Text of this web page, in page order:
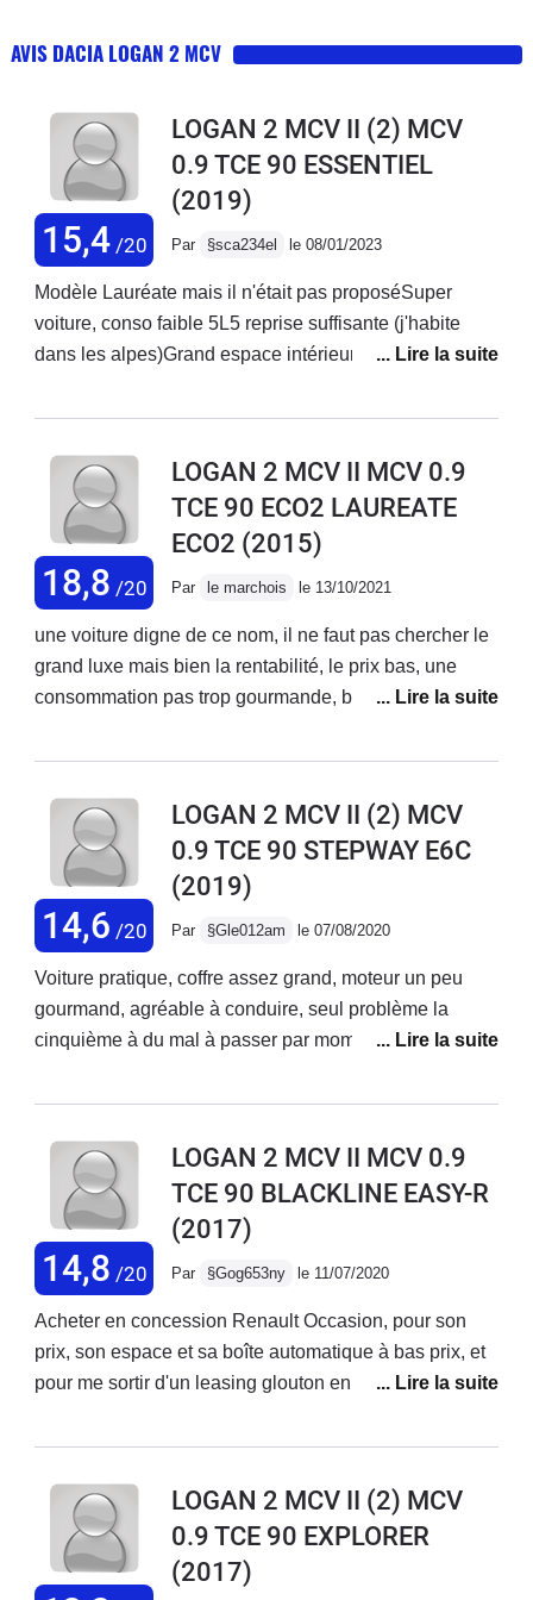
AVIS DACIA LOGAN 2 MCV
15,4/20
LOGAN 2 MCV II (2) MCV
0.9 TCE 90 ESSENTIEL
(2019)
Par §sca234el le 08/01/2023
Modèle Lauréate mais il n'était pas proposéSuper
voiture, conso faible 5L5 reprise suffisante (j'habite
dans les alpes)Grand espace intérieur, même avec 3
direction précise, même sur la neige elle s'en sort
accoudoir. Design sympa. Plastiques et finitions
intérieurs simples et rudes mais solides Ventilation
bruyante Achetée neuve il y a quatre ans parcouru +
de 80 000km jamais aucun problème même les
plaquettes sont d'origines
18,8 /20
LOGAN 2 MCV II MCV 0.9
TCE 90 ECO2 LAUREATE
ECO2 (2015)
Par le marchois le 13/10/2021
une voiture digne de ce nom, il ne faut pas chercher le
grand luxe mais bien la rentabilité, le prix bas, une
consommation pas trop gourmande, bref une voiture
euros pour l'entretien 60000 km).Grand coffre pour
usure des pneus impeccable (pneus été 48000 km,
pneus hiver 12000 km).Si je devais changer de voiture,
je reprend une dacia sans hésiter.
14,6 /20
LOGAN 2 MCV II (2) MCV
0.9 TCE 90 STEPWAY E6C
(2019)
Par §Gle012am le 07/08/2020
Voiture pratique, coffre assez grand, moteur un peu
gourmand, agréable à conduire, seul problème la
cinquième à du mal à passer par moment, la marche
aussi manque un peu de puissance il aurait fallu 100ch
design classique, suspension un peu ferme, sièges
confortables.
14,8 /20
LOGAN 2 MCV II MCV 0.9
TCE 90 BLACKLINE EASY-R
(2017)
Par §Gog653ny le 11/07/2020
Acheter en concession Renault Occasion, pour son
prix, son espace et sa boîte automatique à bas prix, et
pour me sortir d'un leasing glouton en Euros.La Logan
pratique, spacieuse, les équipements nécessaires sont
discount.Commençons par ses qualités.-SON PRIX!!!
12300€...... d'occasion chez Renault à 16000kms et
2ans......elle a encore 1 an de garantie Dacia et un état
LOGAN 2 MCV II (2) MCV
0.9 TCE 90 EXPLORER
(2017)